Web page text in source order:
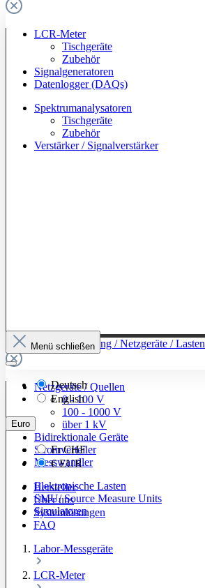
LCR-Meter
Tischgeräte
Zubehör
Signalgeneratoren
Datenlogger (DAQs)
Spektrumanalysatoren
Tischgeräte
Zubehör
Verstärker / Signalverstärker
Zur Kategorie: Leistung / Netzgeräte / Lasten
Netzgeräte / Quellen
0 - 100 V
100 - 1000 V
über 1 kV
Bidirektionale Geräte
Stromverteiler
Messwandler
Elektronische Lasten
SMU/ Source Measure Units
Simulatoren
Menü schließen
Deutsch
English
Euro
FrCHF
€EUR
Hersteller
Über uns
Systemlösungen
FAQ
Labor-Messgeräte
LCR-Meter